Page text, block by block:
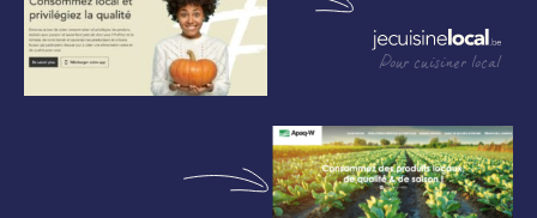
Pour cuisiner local